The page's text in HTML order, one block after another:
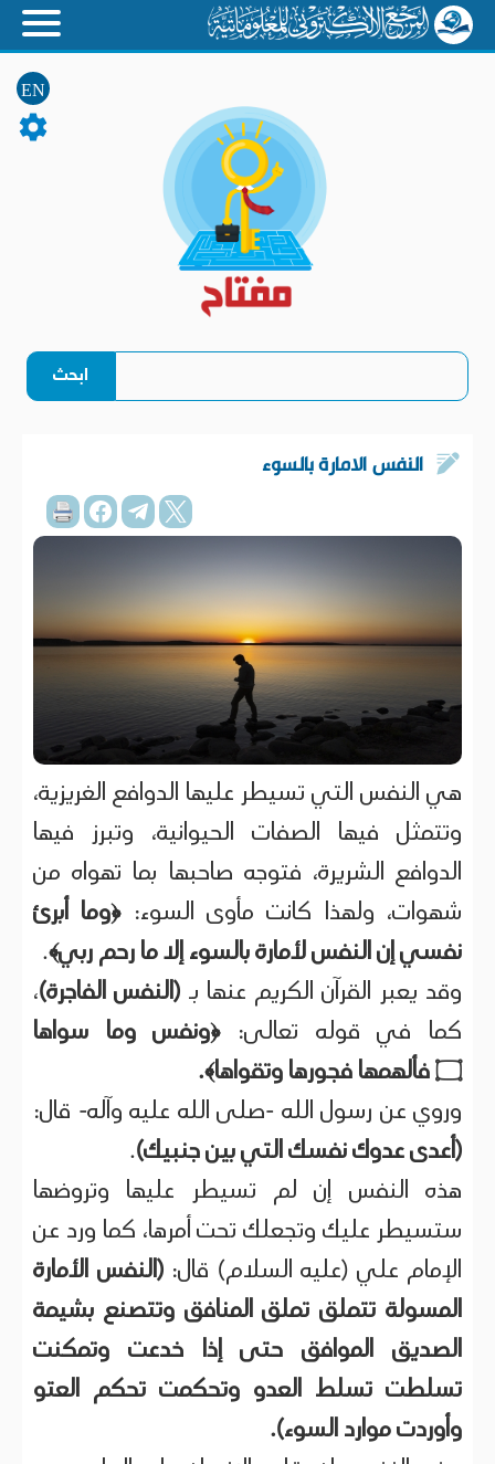
EN
النفس الامارة بالسوء
هي النفس التي تسيطر عليها الدوافع الغريزية،
وتتمثل فيها الصفات الحيوانية، وتبرز فيها
الدوافع الشريرة، فتوجه صاحبها بما تهواه من
شهوات، ولهذا كانت مأوى السوء: ﴿وما أبرئ
نفسي إن النفس لأمارة بالسوء إلا ما رحم ربي﴾.
وقد يعبر القرآن الكريم عنها بـ (النفس الفاجرة)،
كما في قوله تعالى: ﴿ونفس وما سواها
۝فألهمها فجورها وتقواها﴾.
وروي عن رسول الله -صلى الله عليه وآله- قال:
(أعدى عدوك نفسك التي بين جنبيك).
هذه النفس إن لم تسيطر عليها وتروضها
ستسيطر عليك وتجعلك تحت أمرها، كما ورد عن
الإمام علي (عليه السلام) قال:(النفس الأمارة
المسولة تتملق تملق المنافق وتتصنع بشيمة
الصديق الموافق حتى إذا خدعت وتمكنت
تسلطت تسلط العدو وتحكمت تحكم العتو
وأوردت موارد السوء).